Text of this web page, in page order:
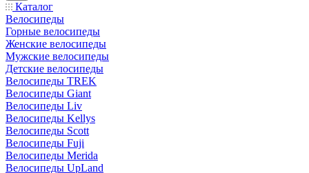
Каталог
Велосипеды
Горные велосипеды
Женские велосипеды
Мужские велосипеды
Детские велосипеды
Велосипеды TREK
Велосипеды Giant
Велосипеды Liv
Велосипеды Kellys
Велосипеды Scott
Велосипеды Fuji
Велосипеды Merida
Велосипеды UpLand